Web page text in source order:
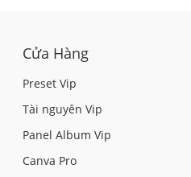
Cửa Hàng
Preset Vip
Tài nguyên Vip
Panel Album Vip
Canva Pro